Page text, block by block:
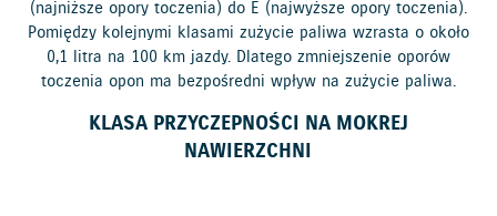
(najniższe opory toczenia) do E (najwyższe opory toczenia).
Pomiędzy kolejnymi klasami zużycie paliwa wzrasta o około
0,1 litra na 100 km jazdy. Dlatego zmniejszenie oporów
toczenia opon ma bezpośredni wpływ na zużycie paliwa.
KLASA PRZYCZEPNOŚCI NA MOKREJ
NAWIERZCHNI